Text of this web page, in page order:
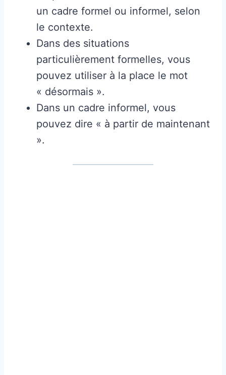
un cadre formel ou informel, selon
le contexte.
Dans des situations
particulièrement formelles, vous
pouvez utiliser à la place le mot
« désormais ».
Dans un cadre informel, vous
pouvez dire « à partir de maintenant
».